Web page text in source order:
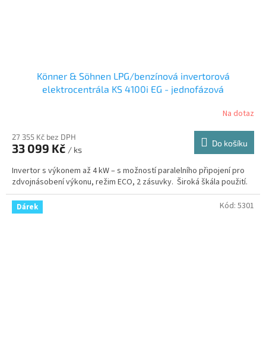
Könner & Söhnen LPG/benzínová invertorová
elektrocentrála KS 4100i EG - jednofázová
Na dotaz
27 355 Kč bez DPH
33 099 Kč / ks
Do košíku
Invertor s výkonem až 4 kW – s možností paralelního připojení pro
zdvojnásobení výkonu, režim ECO, 2 zásuvky. Široká škála použití.
Dárek Kód: 5301